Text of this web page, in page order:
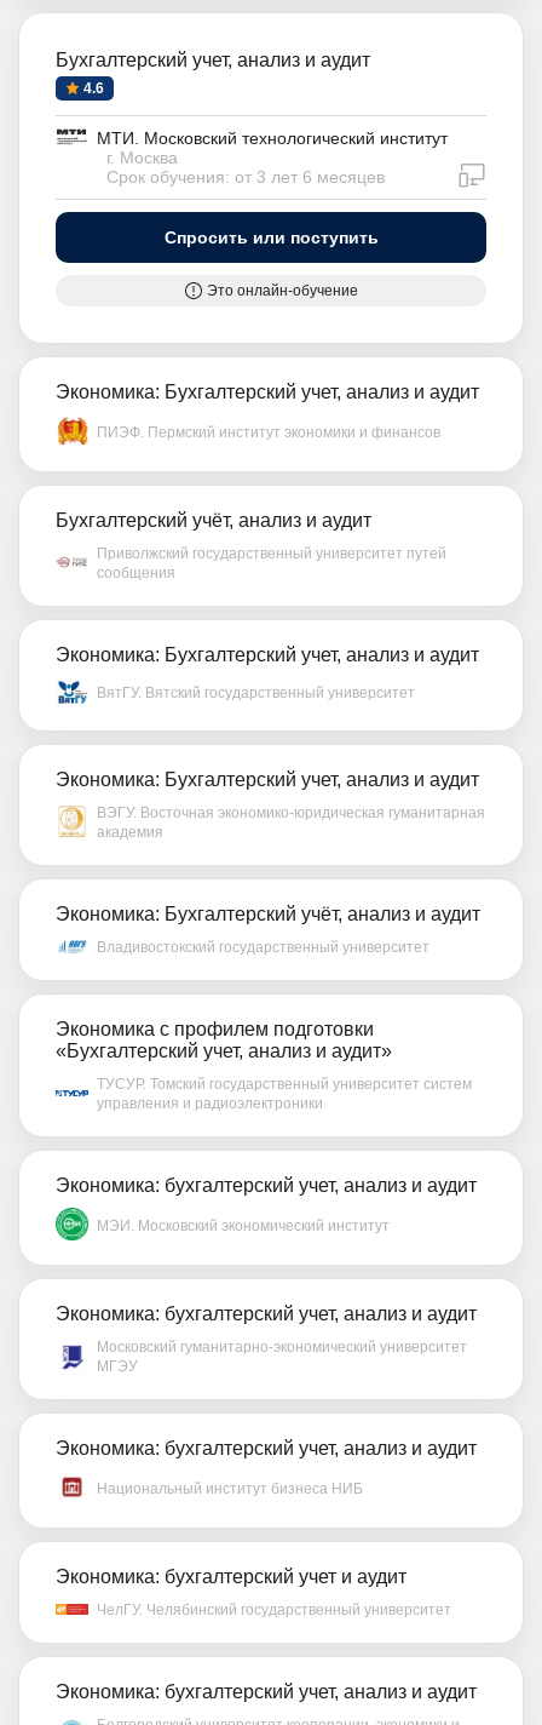
Бухгалтерский учет, анализ и аудит
4.6
МТИ. Московский технологический институт
г. Москва
Срок обучения: от 3 лет 6 месяцев
Спросить или поступить
Это онлайн-обучение
Экономика: Бухгалтерский учет, анализ и аудит
ПИЭФ. Пермский институт экономики и финансов
Бухгалтерский учёт, анализ и аудит
Приволжский государственный университет путей
сообщения
Экономика: Бухгалтерский учет, анализ и аудит
ВятГУ. Вятский государственный университет
Экономика: Бухгалтерский учет, анализ и аудит
ВЭГУ. Восточная экономико-юридическая гуманитарная
академия
Экономика: Бухгалтерский учёт, анализ и аудит
Владивостокский государственный университет
Экономика с профилем подготовки
«Бухгалтерский учет, анализ и аудит»
ТУСУР. Томский государственный университет систем
управления и радиоэлектроники
Экономика: бухгалтерский учет, анализ и аудит
МЭИ. Московский экономический институт
Экономика: бухгалтерский учет, анализ и аудит
Московский гуманитарно-экономический университет
МГЭУ
Экономика: бухгалтерский учет, анализ и аудит
Национальный институт бизнеса НИБ
Экономика: бухгалтерский учет и аудит
ЧелГУ. Челябинский государственный университет
Экономика: бухгалтерский учет, анализ и аудит